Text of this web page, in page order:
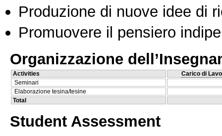
Produzione di nuove idee di
Promuovere il pensiero
Organizzazione
Activities
Carico di
Seminari
Elaborazione tesina/tesine
Total
Student Assessment